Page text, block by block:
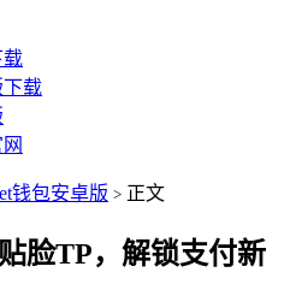
载
下载
钱包安卓版 > 正文
脸TP，解锁支付新